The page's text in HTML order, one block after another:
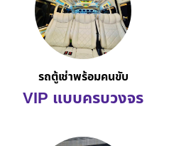
รถตู้เช่าพร้อมคนขับ
VIP แบบครบวงจร